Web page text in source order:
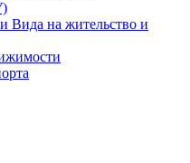
Вида на жительство и